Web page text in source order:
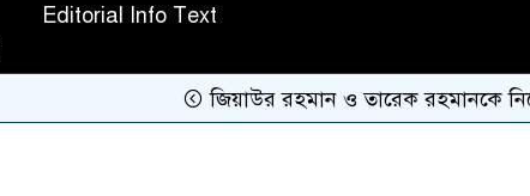
Editorial Info Text
জিয়াউর রহমান ও তারেক রহমানকে নিয়ে